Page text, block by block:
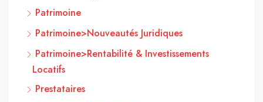
Patrimoine
Patrimoine>Nouveautés Juridiques
Patrimoine>Rentabilité & Investissements
Locatifs
Prestataires